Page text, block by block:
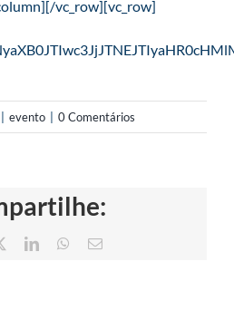
vc_row][vc_row]
evento 0 Comentários
LinkedInWhatsApp
E-